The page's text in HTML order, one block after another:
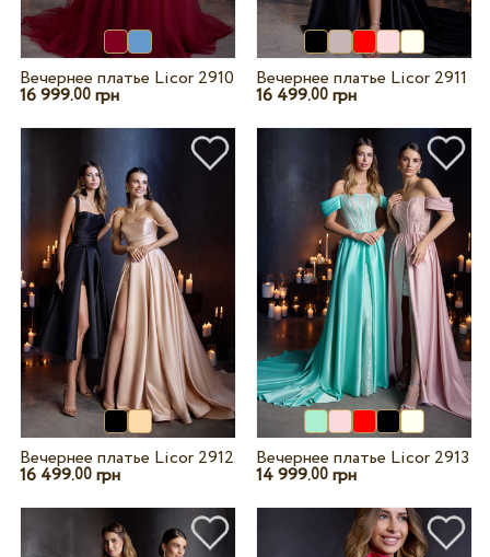
Вечернее платье Licor 2910
16 999.00грн
Вечернее платье Licor 2911
16 499.00 грн
Вечернее платье Licor 2912
16 499.00грн
Вечернее платье Licor 2913
14 999.00 грн